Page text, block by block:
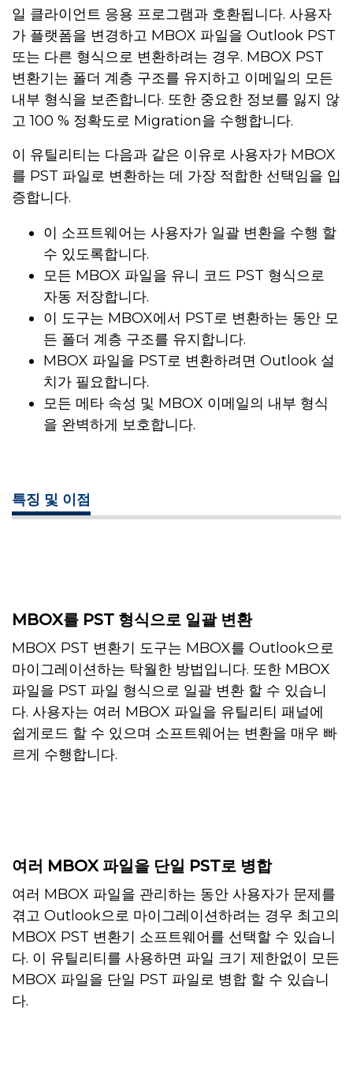
일 클라이언트 응용 프로그램과 호환됩니다. 사용자
가 플랫폼을 변경하고 MBOX 파일을 Outlook PST
또는 다른 형식으로 변환하려는 경우. MBOX PST
변환기는 폴더 계층 구조를 유지하고 이메일의 모든
내부 형식을 보존합니다. 또한 중요한 정보를 잃지 않
고 100 % 정확도로 Migration을 수행합니다.
이 유틸리티는 다음과 같은 이유로 사용자가 MBOX
를 PST 파일로 변환하는 데 가장 적합한 선택임을 입
증합니다.
이 소프트웨어는 사용자가 일괄 변환을 수행 할
수 있도록합니다.
모든 MBOX 파일을 유니 코드 PST 형식으로
자동 저장합니다.
이 도구는 MBOX에서 PST로 변환하는 동안 모
든 폴더 계층 구조를 유지합니다.
MBOX 파일을 PST로 변환하려면 Outlook 설
치가 필요합니다.
모든 메타 속성 및 MBOX 이메일의 내부 형식
을 완벽하게 보호합니다.
특징 및 이점
MBOX를 PST 형식으로 일괄 변환
MBOX PST 변환기 도구는 MBOX를 Outlook으로
마이그레이션하는 탁월한 방법입니다. 또한 MBOX
파일을 PST 파일 형식으로 일괄 변환 할 수 있습니
다. 사용자는 여러 MBOX 파일을 유틸리티 패널에
쉽게로드 할 수 있으며 소프트웨어는 변환을 매우 빠
르게 수행합니다.
여러 MBOX 파일을 단일 PST로 병합
여러 MBOX 파일을 관리하는 동안 사용자가 문제를
겪고 Outlook으로 마이그레이션하려는 경우 최고의
MBOX PST 변환기 소프트웨어를 선택할 수 있습니
다. 이 유틸리티를 사용하면 파일 크기 제한없이 모든
MBOX 파일을 단일 PST 파일로 병합 할 수 있습니
다.